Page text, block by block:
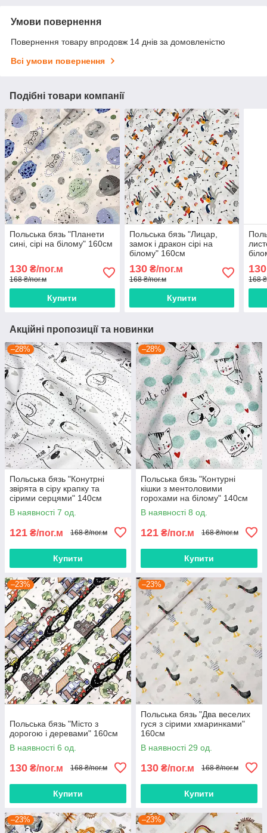
Умови повернення
Повернення товару впродовж 14 днів за домовленістю
Всі умови повернення
Подібні товари компанії
Польська бязь "Планети
сині, сірі на білому" 160см
130 ₴/пог.м
168 ₴/пог.м
Купити
Польська бязь "Лицар,
замок і дракон сірі на
білому" 160см
130₴/пог.м
168 ₴/пог.м
Купити
130
168
Акційні пропозиції та новинки
–28%
Польська бязь "Конутрні
звірята в сіру крапку та
сірими серцями" 140см
В наявності 7 од.
121 ₴/пог.м 168 ₴/пог.м
Купити
–28%
Польська бязь "Контурні
кішки з ментоловими
горохами на білому" 140см
В наявності 8 од.
121 ₴/пог.м 168 ₴/пог.м
Купити
–23%
Польська бязь "Місто з
дорогою і деревами" 160см
В наявності 6 од.
130 ₴/пог.м 168 ₴/пог.м
Купити
–23%
Польська бязь "Два веселих
гуся з сірими хмаринками"
160см
В наявності 29 од.
130 ₴/пог.м 168 ₴/пог.м
Купити
–23% –23%